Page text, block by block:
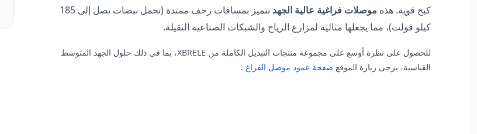
كبح قوية. هذه موصلات فراغية عالية الجهد
تتميز بمسافات زحف ممتدة (تحمل نبضات تصل إلى 185
كيلو فولت)، مما يجعلها مثالية لمزارع الرياح والشبكات الصناعية الثقيلة.
للحصول على نظرة أوسع على مجموعة منتجات التبديل الكاملة من XBRELE، بما في ذلك حلول الجهد المتوسط
القياسية، يرجى زيارة الموقع صفحة عمود موصل الفراغ .